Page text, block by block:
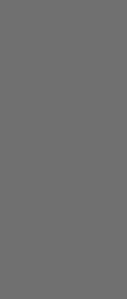
óptima
mín. 1 mm